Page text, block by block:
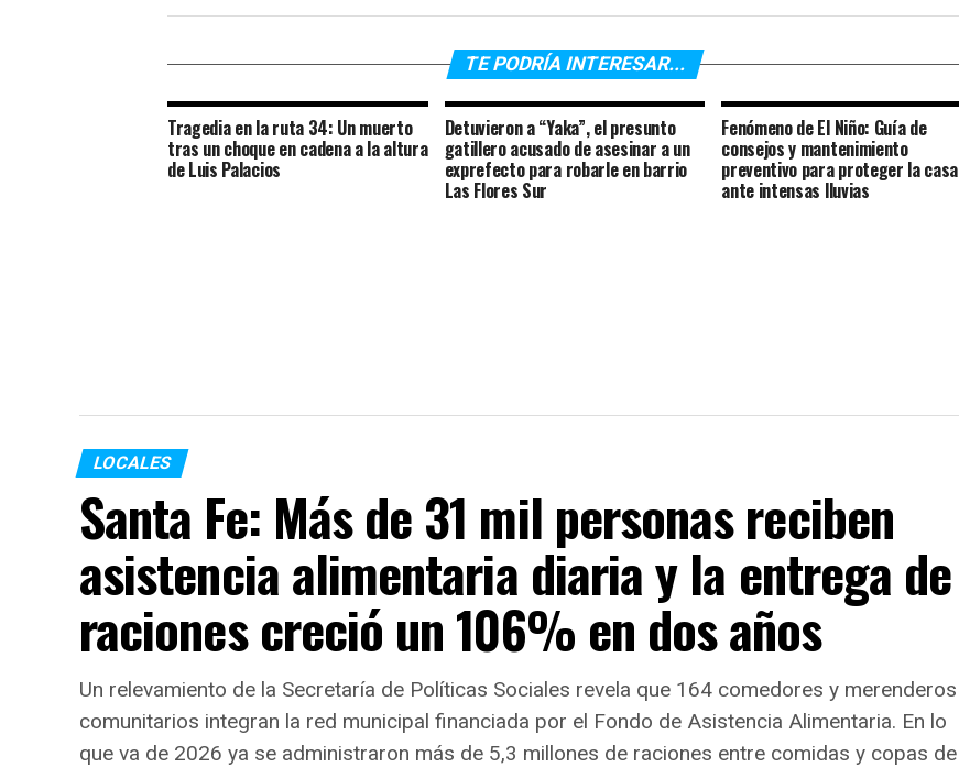
TE PODRÍA INTERESAR...
Tragedia en la ruta 34: Un muerto
tras un choque en cadena a la altura
de Luis Palacios
Detuvieron a “Yaka”, el presunto
gatillero acusado de asesinar a un
exprefecto para robarle en barrio
Las Flores Sur
Fenómeno de El Niño: Guía de
consejos y mantenimiento
preventivo para proteger la casa
ante intensas lluvias
LOCALES
Santa Fe: Más de 31 mil personas reciben
asistencia alimentaria diaria y la entrega de
raciones creció un 106% en dos años
Un relevamiento de la Secretaría de Políticas Sociales revela que 164 comedores y merenderos
comunitarios integran la red municipal financiada por el Fondo de Asistencia Alimentaria. En lo
que va de 2026 ya se administraron más de 5,3 millones de raciones entre comidas y copas de